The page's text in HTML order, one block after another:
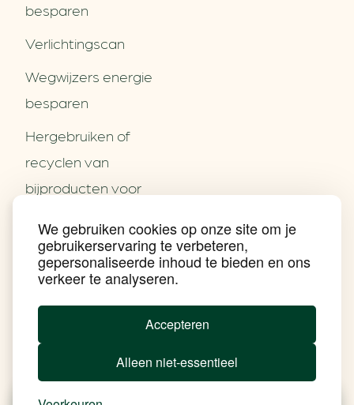
We gebruiken cookies op onze site om je
gebruikerservaring te verbeteren,
gepersonaliseerde inhoud te bieden en ons
verkeer te analyseren.
Accepteren
Alleen niet-essentieel
Partners
Contact
Nieuws
Praktijkverhalen
Events
Nieuwsbrief
Achtergrond klimaatverandering
Beprijzing van CO2
Verduurzamen bedrijventerrein
besparen
Verlichtingscan
Wegwijzers energie
besparen
Hergebruiken of
recyclen van
bijproducten voor
Energie besparen op
uw PC